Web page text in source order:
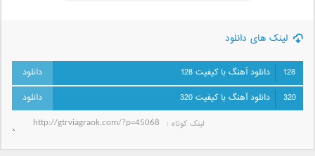
لینک های دانلود
128
دانلود آهنگ با کیفیت 128
320
دانلود آهنگ با کیفیت 320
لینک کوتاه‌ :